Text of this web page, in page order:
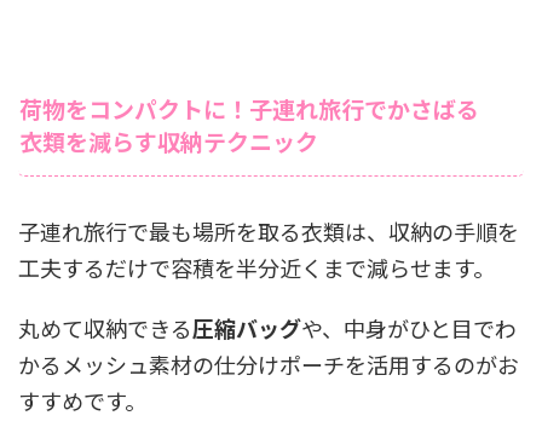
荷物をコンパクトに！子連れ旅行でかさばる
衣類を減らす収納テクニック
子連れ旅行で最も場所を取る衣類は、収納の手順を
工夫するだけで容積を半分近くまで減らせます。
丸めて収納できる圧縮バッグや、中身がひと目でわ
かるメッシュ素材の仕分けポーチを活用するのがお
すすめです。